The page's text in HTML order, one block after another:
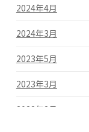
2024年4月
2024年3月
2023年5月
2023年3月
2022年2月